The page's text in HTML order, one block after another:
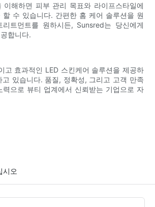
이해하면 피부 관리 목표와 라이프스타일에
할 수 있습니다. 간편한 홈 케어 솔루션을 원
트먼트를 원하시든, Sunsred는 당신에게
합니다.
고 효과적인 LED 스킨케어 솔루션을 제공하
있습니다. 품질, 정확성, 그리고 고객 만족
력으로 뷰티 업계에서 신뢰받는 기업으로 자
시오